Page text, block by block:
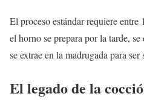
El proceso estándar requiere
el horno se prepara por la tarde,
se extrae en la madrugada para
El legado de la